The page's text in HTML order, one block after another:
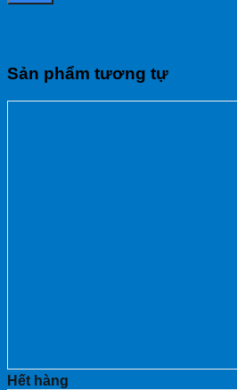
Sản phẩm tương tự
Hết hàng